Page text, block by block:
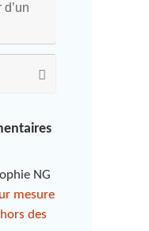
NG
mesure
des